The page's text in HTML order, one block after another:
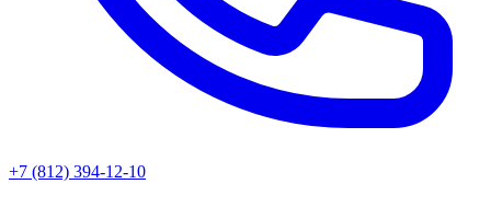
+7 (812) 394-12-10